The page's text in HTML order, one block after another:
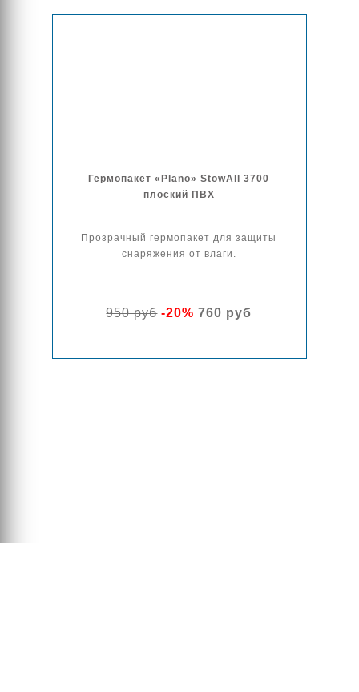
Гермопакет «Plano» StowAll 3700
плоский ПВХ
Прозрачный гермопакет для защиты
снаряжения от влаги.
950 руб-20% 760 руб